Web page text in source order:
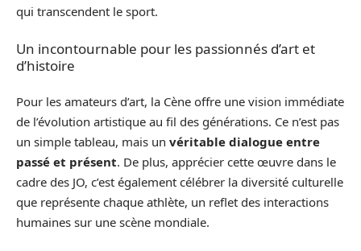
qui transcendent le sport.
Un incontournable pour les passionnés d’art et
d’histoire
Pour les amateurs d’art, la Cène offre une vision immédiate
de l’évolution artistique au fil des générations. Ce n’est pas
un simple tableau, mais un véritable dialogue entre
passé et présent. De plus, apprécier cette œuvre dans le
cadre des JO, c’est également célébrer la diversité culturelle
que représente chaque athlète, un reflet des interactions
humaines sur une scène mondiale.